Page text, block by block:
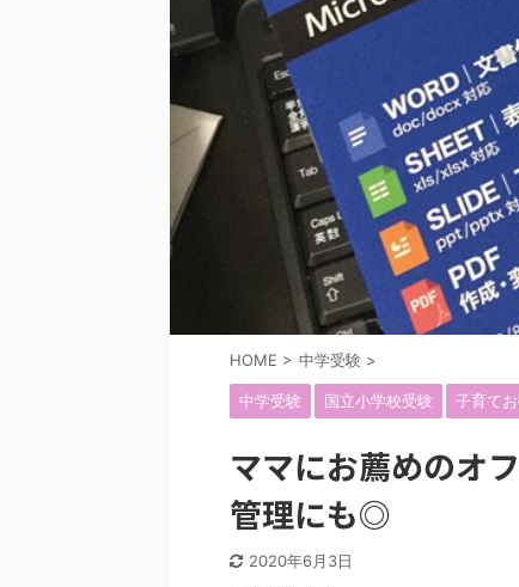
HOME > 中学受験 >
中学受験 国立小学校受験 子育て
ママにお薦めのオ
管理にも◎
2020年6月3日